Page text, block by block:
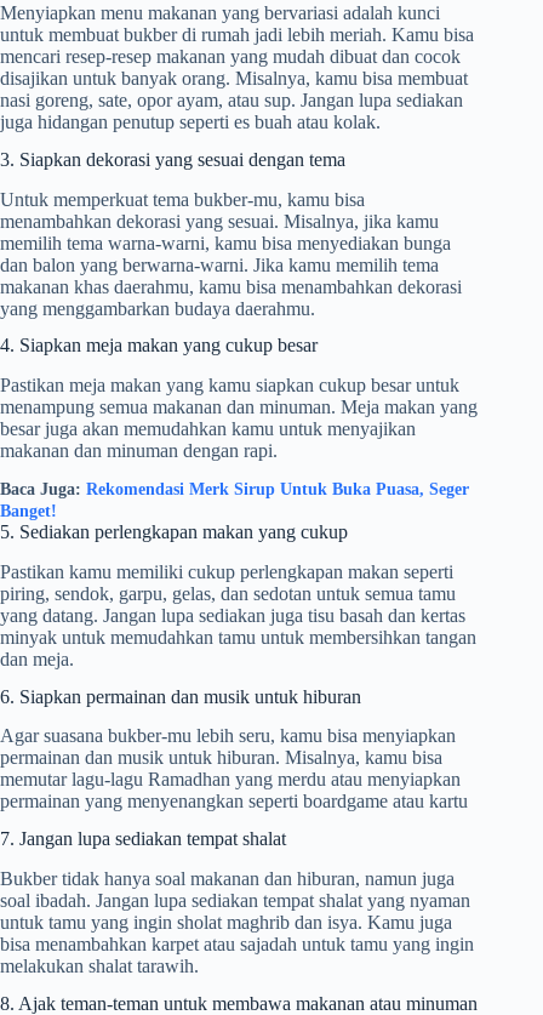
Menyiapkan menu makanan yang bervariasi adalah kunci
untuk membuat bukber di rumah jadi lebih meriah. Kamu bisa
mencari resep-resep makanan yang mudah dibuat dan cocok
disajikan untuk banyak orang. Misalnya, kamu bisa membuat
nasi goreng, sate, opor ayam, atau sup. Jangan lupa sediakan
juga hidangan penutup seperti es buah atau kolak.
3. Siapkan dekorasi yang sesuai dengan tema
Untuk memperkuat tema bukber-mu, kamu bisa
menambahkan dekorasi yang sesuai. Misalnya, jika kamu
memilih tema warna-warni, kamu bisa menyediakan bunga
dan balon yang berwarna-warni. Jika kamu memilih tema
makanan khas daerahmu, kamu bisa menambahkan dekorasi
yang menggambarkan budaya daerahmu.
4. Siapkan meja makan yang cukup besar
Pastikan meja makan yang kamu siapkan cukup besar untuk
menampung semua makanan dan minuman. Meja makan yang
besar juga akan memudahkan kamu untuk menyajikan
makanan dan minuman dengan rapi.
Baca Juga: Rekomendasi Merk Sirup Untuk Buka Puasa, Seger
Banget!
5. Sediakan perlengkapan makan yang cukup
Pastikan kamu memiliki cukup perlengkapan makan seperti
piring, sendok, garpu, gelas, dan sedotan untuk semua tamu
yang datang. Jangan lupa sediakan juga tisu basah dan kertas
minyak untuk memudahkan tamu untuk membersihkan tangan
dan meja.
6. Siapkan permainan dan musik untuk hiburan
Agar suasana bukber-mu lebih seru, kamu bisa menyiapkan
permainan dan musik untuk hiburan. Misalnya, kamu bisa
memutar lagu-lagu Ramadhan yang merdu atau menyiapkan
permainan yang menyenangkan seperti boardgame atau kartu
7. Jangan lupa sediakan tempat shalat
Bukber tidak hanya soal makanan dan hiburan, namun juga
soal ibadah. Jangan lupa sediakan tempat shalat yang nyaman
untuk tamu yang ingin sholat maghrib dan isya. Kamu juga
bisa menambahkan karpet atau sajadah untuk tamu yang ingin
melakukan shalat tarawih.
8. Ajak teman-teman untuk membawa makanan atau minuman